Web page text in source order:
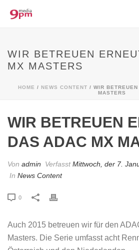
WIR BETREUEN
MX MASTERS
HOME / NEWS CONTENT / WIR
MASTERS
WIR BETREUEN
DAS ADAC MX
Von admin VerfasstMittwoch, der 7.
In News Content
0
Auch 2015 betreuen wir für den
Masters. Die Serie umfasst acht